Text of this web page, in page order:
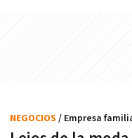
NEGOCIOS / Empresa